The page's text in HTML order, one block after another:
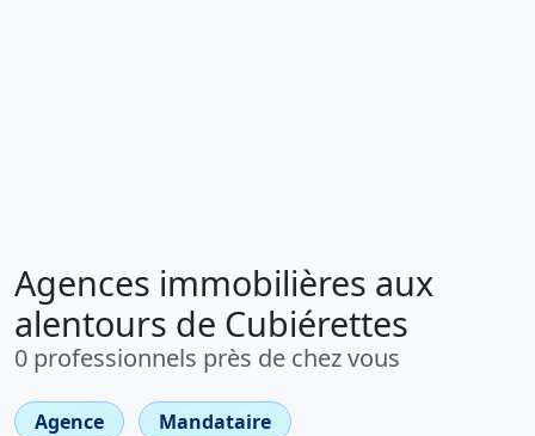
Agences immobilières aux
alentours de Cubiérettes
0 professionnels près de chez vous
Agence
Mandataire